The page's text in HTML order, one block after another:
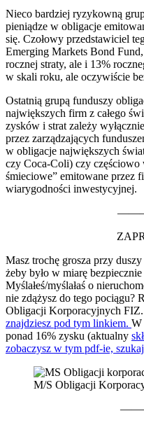
Nieco bardziej ryzykowną
pieniądze w obligacje
się. Czołowy przedstawiciel
Emerging Markets Bond
rocznej straty, ale i 13%
w skali roku, ale oczywiście
Ostatnią grupą funduszy
największych firm z całego
zysków i strat zależy
przez zarządzających
w obligacje największych
czy Coca-Coli) czy
śmieciowe” emitowane przez
wiarygodności inwestycyjnej.
Masz trochę grosza przy
żeby było w miarę
Myślałeś/myślałaś o
nie zdążysz do tego pociągu?
Obligacji Korporacyjnych FIZ.
znajdziesz pod tym linkiem. W
ponad 16% zysku (aktualny
zobaczysz w tym pdf-ie,
M/S Obligacji